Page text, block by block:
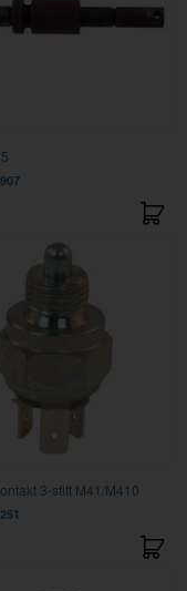
3-stift M41/M410